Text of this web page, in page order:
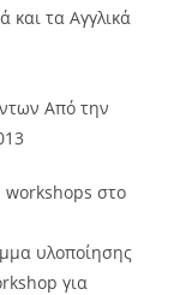
και τα Αγγλικά
Από την
στο
υλοποίησης
για